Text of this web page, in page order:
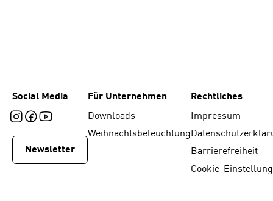
Social Media
Newsletter
Für Unternehmen
Downloads
Weihnachtsbeleuchtung
Rechtliches
Impressum
Barrierefreiheit
Cookie-